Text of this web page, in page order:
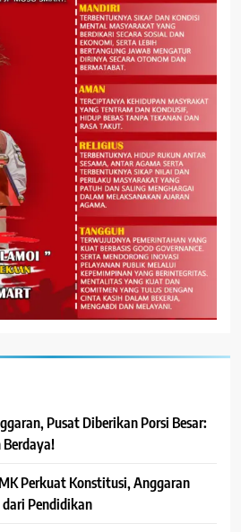
Pusat Diberikan Porsi Besar:
Berdaya!
Perkuat Konstitusi, Anggaran
Pendidikan